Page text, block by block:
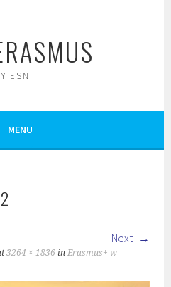
ESN
MENU
Next
3264 × 1836 inErasmus+ w